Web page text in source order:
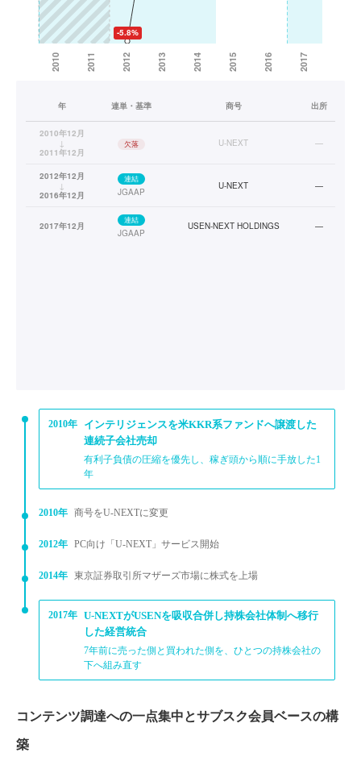
年 連単・基準 商号 出所
2010年12月
↓
2011年12月
欠落 U-NEXT —
2012年12月
↓
2016年12月
連結
JGAAP
U-NEXT —
2017年12月
連結
JGAAP
USEN-NEXT HOLDINGS —
2010年
インテリジェンスを米KKR系ファンドへ譲渡した
連続子会社売却
有利子負債の圧縮を優先し、稼ぎ頭から順に手放した1
年
2010年 商号をU-NEXTに変更
2012年 PC向け「U-NEXT」サービス開始
2014年 東京証券取引所マザーズ市場に株式を上場
2017年 U-NEXTがUSENを吸収合併し持株会社体制へ移行
した経営統合
7年前に売った側と買われた側を、ひとつの持株会社の
下へ組み直す
コンテンツ調達への一点集中とサブスク会員ベースの構
築